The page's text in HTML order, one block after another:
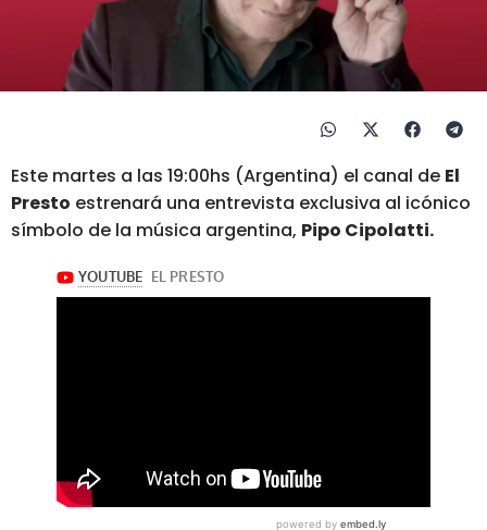
Este martes a las 19:00hs (Argentina) el canal de El
Presto estrenará una entrevista exclusiva al icónico
símbolo de la música argentina, Pipo Cipolatti.